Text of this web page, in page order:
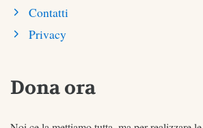
Contatti
Privacy
Dona ora